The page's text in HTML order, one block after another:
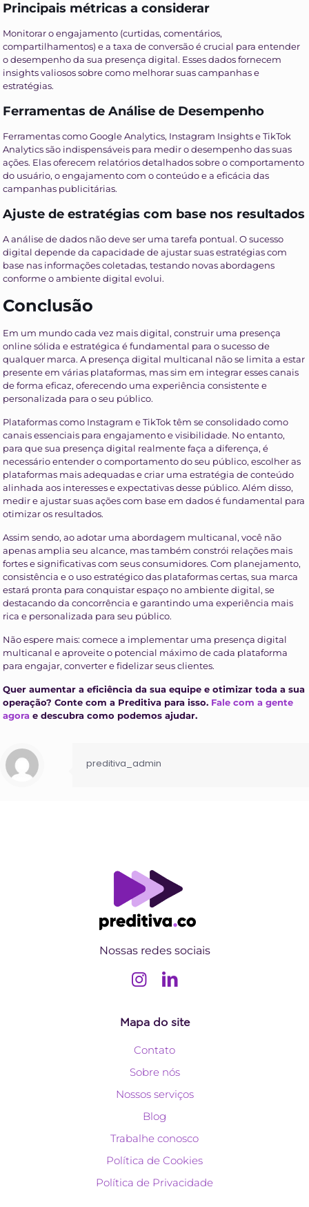
Principais métricas a considerar
Monitorar o engajamento (curtidas, comentários,
compartilhamentos) e a taxa de conversão é crucial para entender
o desempenho da sua presença digital. Esses dados fornecem
insights valiosos sobre como melhorar suas campanhas e
estratégias.
Ferramentas de Análise de Desempenho
Ferramentas como Google Analytics, Instagram Insights e TikTok
Analytics são indispensáveis para medir o desempenho das suas
ações. Elas oferecem relatórios detalhados sobre o comportamento
do usuário, o engajamento com o conteúdo e a eficácia das
campanhas publicitárias.
Ajuste de estratégias com base nos resultados
A análise de dados não deve ser uma tarefa pontual. O sucesso
digital depende da capacidade de ajustar suas estratégias com
base nas informações coletadas, testando novas abordagens
conforme o ambiente digital evolui.
Conclusão
Em um mundo cada vez mais digital, construir uma presença
online sólida e estratégica é fundamental para o sucesso de
qualquer marca. A presença digital multicanal não se limita a estar
presente em várias plataformas, mas sim em integrar esses canais
de forma eficaz, oferecendo uma experiência consistente e
personalizada para o seu público.
Plataformas como Instagram e TikTok têm se consolidado como
canais essenciais para engajamento e visibilidade. No entanto,
para que sua presença digital realmente faça a diferença, é
necessário entender o comportamento do seu público, escolher as
plataformas mais adequadas e criar uma estratégia de conteúdo
alinhada aos interesses e expectativas desse público. Além disso,
medir e ajustar suas ações com base em dados é fundamental para
otimizar os resultados.
Assim sendo, ao adotar uma abordagem multicanal, você não
apenas amplia seu alcance, mas também constrói relações mais
fortes e significativas com seus consumidores. Com planejamento,
consistência e o uso estratégico das plataformas certas, sua marca
estará pronta para conquistar espaço no ambiente digital, se
destacando da concorrência e garantindo uma experiência mais
rica e personalizada para seu público.
Não espere mais: comece a implementar uma presença digital
multicanal e aproveite o potencial máximo de cada plataforma
para engajar, converter e fidelizar seus clientes.
Quer aumentar a eficiência da sua equipe e otimizar toda a sua
operação? Conte com a Preditiva para isso. Fale com a gente
agora e descubra como podemos ajudar.
preditiva_admin
Nossas redes sociais
Mapa do site
Contato
Sobre nós
Nossos serviços
Blog
Trabalhe conosco
Política de Cookies
Política de Privacidade